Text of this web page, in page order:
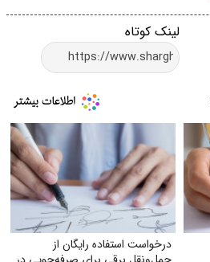
لینک کوتاه
درخواست استفاده رایگان از